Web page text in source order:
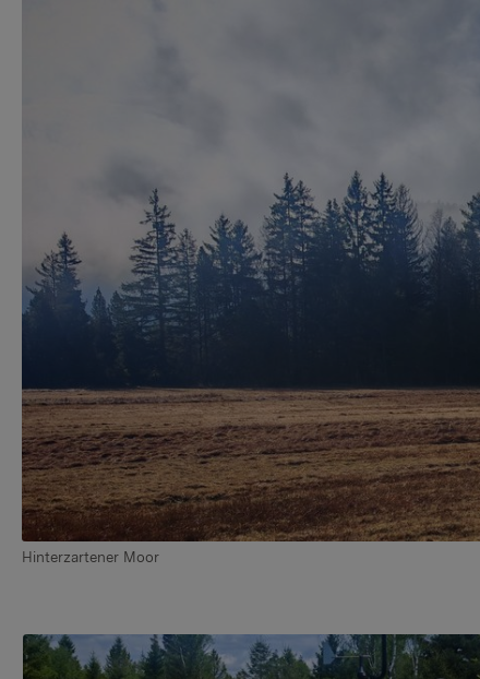
Hinterzartener Moor